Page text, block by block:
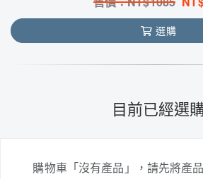
選購
目前已經選
購物車「沒有產品」，請先將產